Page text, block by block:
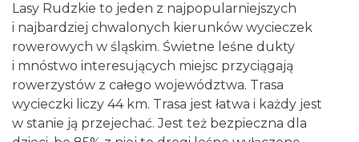
Lasy Rudzkie to jeden z najpopularniejszych
i najbardziej chwalonych kierunków wycieczek
rowerowych w śląskim. Świetne leśne dukty
i mnóstwo interesujących miejsc przyciągają
rowerzystów z całego województwa. Trasa
wycieczki liczy 44 km. Trasa jest łatwa i każdy jest
w stanie ją przejechać. Jest też bezpieczna dla